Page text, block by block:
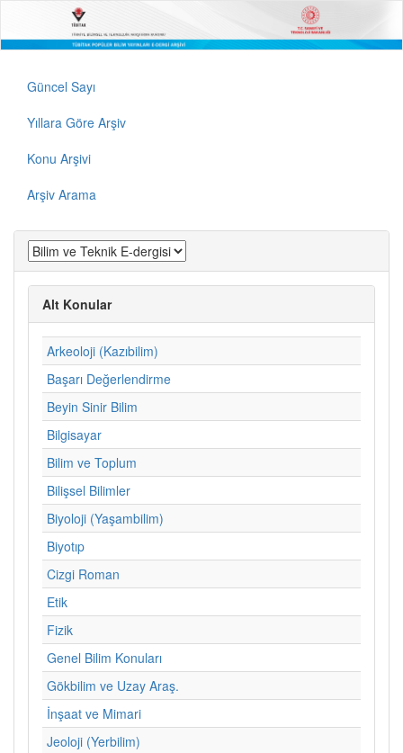
Güncel Sayı
Yıllara Göre Arşiv
Konu Arşivi
Arşiv Arama
Alt Konular
Arkeoloji (Kazıbilim)
Başarı Değerlendirme
Beyin Sinir Bilim
Bilgisayar
Bilim ve Toplum
Bilişsel Bilimler
Biyoloji (Yaşambilim)
Biyotıp
Cizgi Roman
Etik
Fizik
Genel Bilim Konuları
Gökbilim ve Uzay Araş.
İnşaat ve Mimari
Jeoloji (Yerbilim)